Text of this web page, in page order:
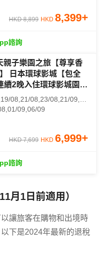
HKD 8,899 HKD 8,399+
諮詢
親子樂園之旅【尊享香
日本環球影城【包全
續2晚入住環球影城園區
天覽台、神戶須磨海洋
區~竹林小徑
08,21/08,23/08,21/09,25/09,27/09
09,06/09
HKD 7,699 HKD 6,999+
諮詢
月1日前適用）
讓旅客在購物和出境時
下是2024年最新的退稅